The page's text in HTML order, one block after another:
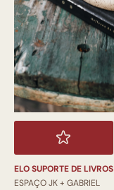
ELO SUPORTE DE LIVROS
ESPAÇO JK + GABRIEL